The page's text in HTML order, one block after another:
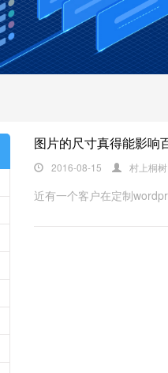
图片的尺寸真得能影响
2016-08-15 村上桐树
近有一个客户在定制